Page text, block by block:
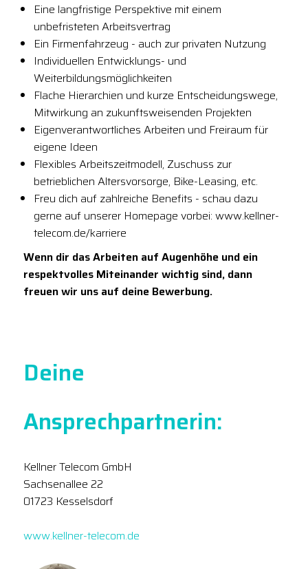
Eine langfristige Perspektive mit einem
unbefristeten Arbeitsvertrag
Ein Firmenfahrzeug - auch zur privaten Nutzung
Individuellen Entwicklungs- und
Weiterbildungsmöglichkeiten
Flache Hierarchien und kurze Entscheidungswege,
Mitwirkung an zukunftsweisenden Projekten
Eigenverantwortliches Arbeiten und Freiraum für
eigene Ideen
Flexibles Arbeitszeitmodell, Zuschuss zur
betrieblichen Altersvorsorge, Bike-Leasing, etc.
Freu dich auf zahlreiche Benefits - schau dazu
gerne auf unserer Homepage vorbei: www.kellner-
telecom.de/karriere
Wenn dir das Arbeiten auf Augenhöhe und ein
respektvolles Miteinander wichtig sind, dann
freuen wir uns auf deine Bewerbung.
Deine
Ansprechpartnerin:
Kellner Telecom GmbH
Sachsenallee 22
01723 Kesselsdorf
www.kellner-telecom.de